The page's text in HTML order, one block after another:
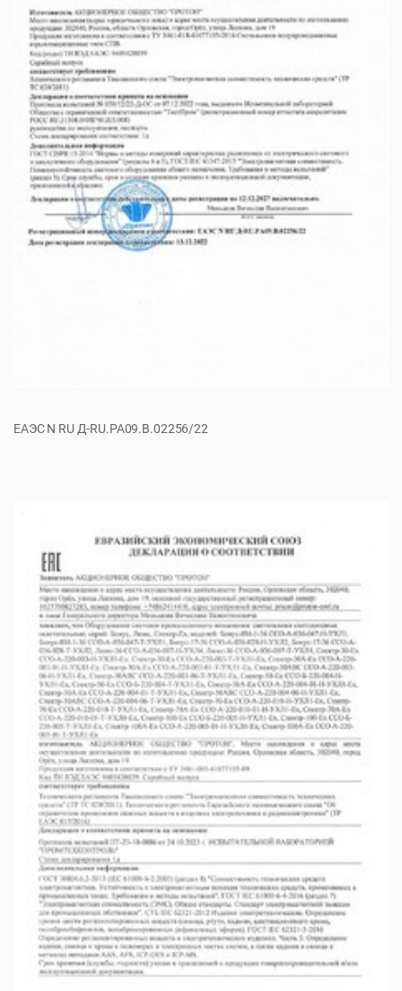
ЕАЭС N RU Д-RU.РА09.В.02256/22